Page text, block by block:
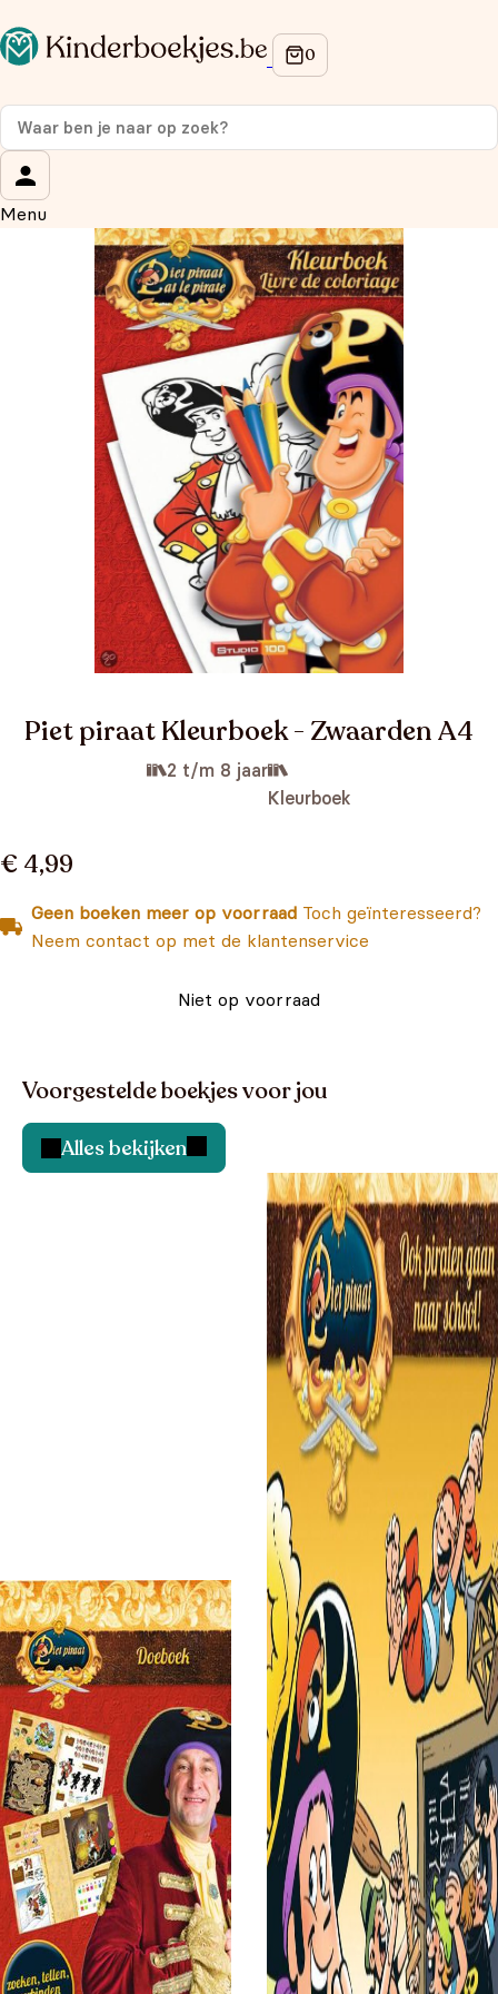
Menu
Piet piraat Kleurboek - Zwaarden A4
2 t/m 8 jaar
Kleurboek
€ 4,99
Geen boeken meer op voorraad Toch geïnteresseerd?
Neem contact op met de klantenservice
Niet op voorraad
Voorgestelde boekjes voor jou
Alles bekijken
Op de hoogte blijven van onze acties?
Meld je aan voor onze nieuwsbrief en ontvang
korting
Wat is je voornaam?
Wat is je e-mailadres?*
Aanmelden
We gebruiken je gegevens om contact op te nemen, in
overeenstemming met onsprivacybeleid.